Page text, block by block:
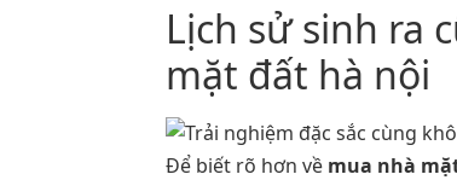
Lịch sử sinh ra
mặt đất hà nội
Để biết rõ hơn về mua nhà